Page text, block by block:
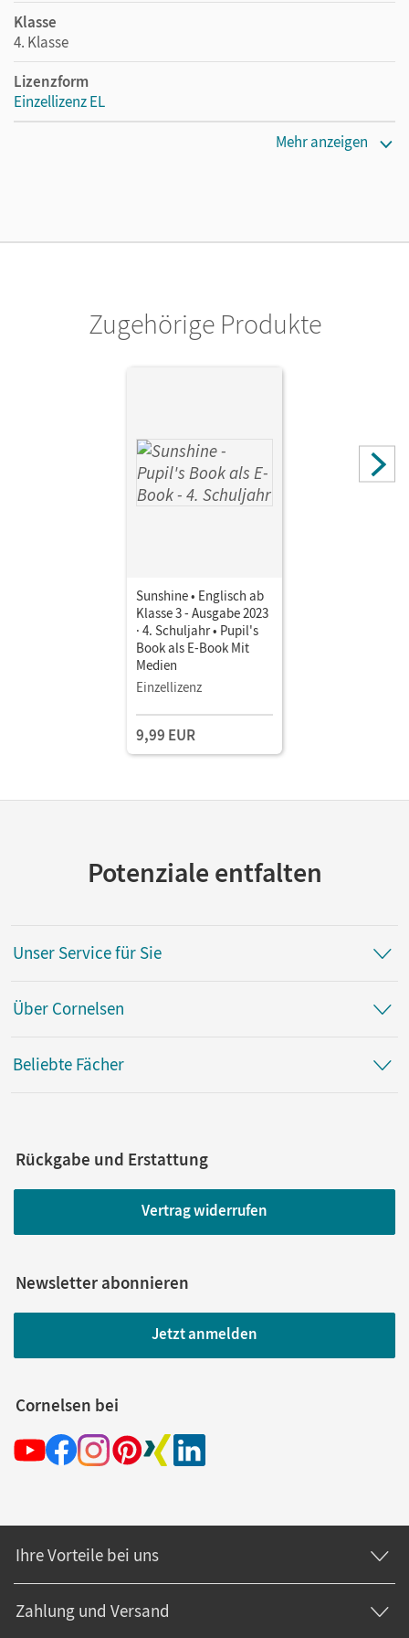
Klasse
4. Klasse
Lizenzform
Einzellizenz EL
Mehr anzeigen
Zugehörige Produkte
Sunshine • Englisch ab
Klasse 3 - Ausgabe 2023
· 4. Schuljahr • Pupil's
Book als E-Book Mit
Medien
Einzellizenz
9,99 EUR
Potenziale entfalten
Unser Service für Sie
Über Cornelsen
Beliebte Fächer
Rückgabe und Erstattung
Vertrag widerrufen
Newsletter abonnieren
Jetzt anmelden
Cornelsen bei
Ihre Vorteile bei uns
Zahlung und Versand